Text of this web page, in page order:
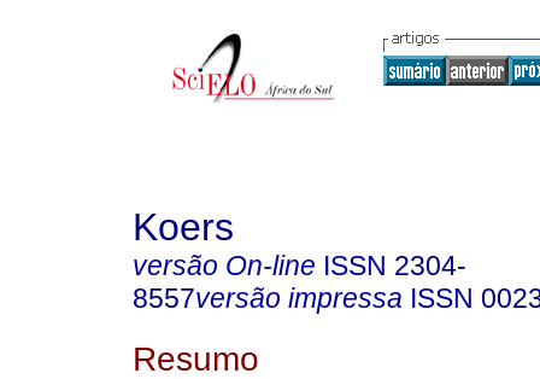
Koers
versão On-line ISSN 2304-
8557versão impressa ISSN
Resumo